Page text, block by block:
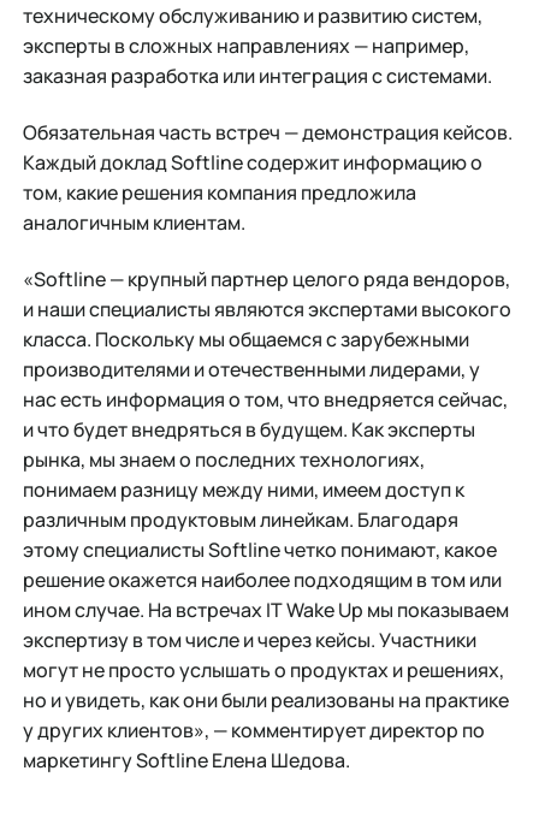
техническому обслуживанию и развитию систем,
эксперты в сложных направлениях — например,
заказная разработка или интеграция с системами.
Обязательная часть встреч — демонстрация кейсов.
Каждый доклад Softline содержит информацию о
том, какие решения компания предложила
аналогичным клиентам.
«Softline — крупный партнер целого ряда вендоров,
и наши специалисты являются экспертами высокого
класса. Поскольку мы общаемся с зарубежными
производителями и отечественными лидерами, у
нас есть информация о том, что внедряется сейчас,
и что будет внедряться в будущем. Как эксперты
рынка, мы знаем о последних технологиях,
понимаем разницу между ними, имеем доступ к
различным продуктовым линейкам. Благодаря
этому специалисты Softline четко понимают, какое
решение окажется наиболее подходящим в том или
ином случае. На встречах IT Wake Up мы показываем
экспертизу в том числе и через кейсы. Участники
могут не просто услышать о продуктах и решениях,
но и увидеть, как они были реализованы на практике
у других клиентов», — комментирует директор по
маркетингу Softline Елена Шедова.